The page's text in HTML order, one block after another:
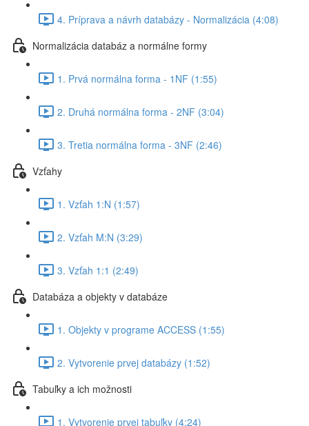
4. Príprava a návrh databázy - Normalizácia (4:08)
Normalizácia databáz a normálne formy
1. Prvá normálna forma - 1NF (1:55)
2. Druhá normálna forma - 2NF (3:04)
3. Tretia normálna forma - 3NF (2:46)
Vzťahy
1. Vzťah 1:N (1:57)
2. Vzťah M:N (3:29)
3. Vzťah 1:1 (2:49)
Databáza a objekty v databáze
1. Objekty v programe ACCESS (1:55)
2. Vytvorenie prvej databázy (1:52)
Tabuľky a ich možnosti
1. Vytvorenie prvej tabuľky (4:24)